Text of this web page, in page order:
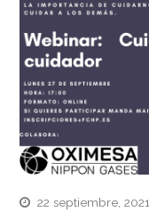
22 septiembre, 2021